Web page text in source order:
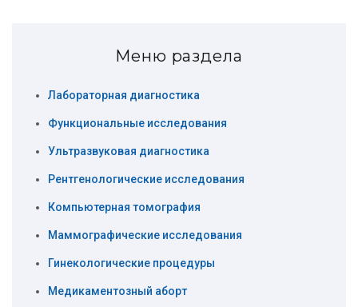
Меню раздела
Лабораторная диагностика
Функциональные исследования
Ультразвуковая диагностика
Рентгенологические исследования
Компьютерная томография
Маммографические исcледования
Гинекологические процедуры
Медикаментозный аборт